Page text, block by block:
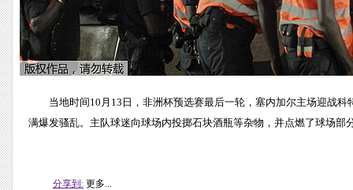
当地时间10月13日，非洲杯预选赛最后一轮，塞内加尔主场迎战
满爆发骚乱。主队球迷向球场内投掷石块酒瓶等杂物，并点燃了球场
分享到: 更多...